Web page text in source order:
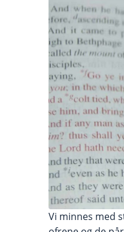
Vi minnes med